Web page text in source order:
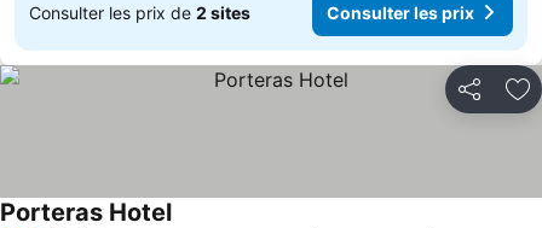
Consulter les prix de 2 sites Consulter les prix
Partager
Porteras Hotel